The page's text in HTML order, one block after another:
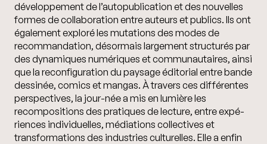
développement de l’autopublication et des nouvelles
formes de collaboration entre auteurs et publics. Ils ont
également exploré les mutations des modes de
recommandation, désormais largement structurés par
des dynamiques numériques et communautaires, ainsi
que la reconfiguration du paysage éditorial entre bande
dessinée, comics et mangas. À travers ces différentes
perspectives, la jour-née a mis en lumière les
recompositions des pratiques de lecture, entre expé-
riences individuelles, médiations collectives et
transformations des industries culturelles. Elle a enfin